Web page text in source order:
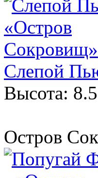
Слепой
Высота:
Остров